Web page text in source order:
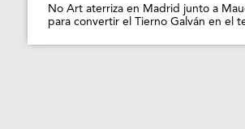
No Art aterriza en Madrid junto a
para convertir el Tierno Galván en el